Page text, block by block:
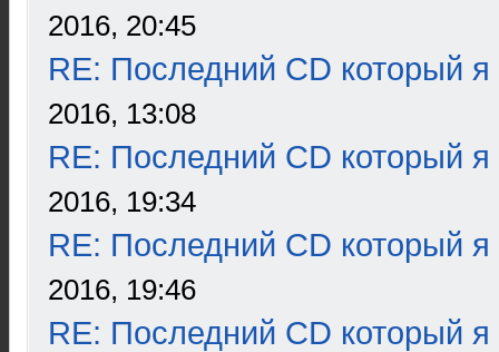
2016, 20:45
RE: Последний CD который я
2016, 13:08
RE: Последний CD который я
2016, 19:34
RE: Последний CD который я
2016, 19:46
RE: Последний CD который я